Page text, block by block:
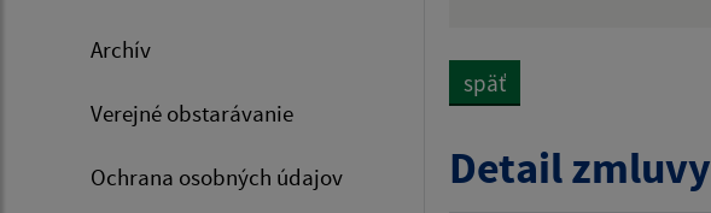
Archív
Verejné obstarávanie
Ochrana osobných údajov
späť
Detail zmluvy